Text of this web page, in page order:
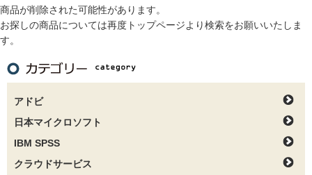
商品が削除された可能性があります。
お探しの商品については再度トップページより検索をお願いいたしま
す。
アドビ
日本マイクロソフト
IBM SPSS
クラウドサービス